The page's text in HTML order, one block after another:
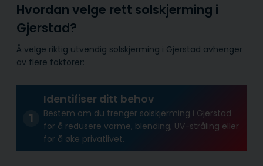
Hvordan velge rett solskjerming i
Gjerstad?
Å velge riktig utvendig solskjerming i Gjerstad avhenger
av flere faktorer:
Identifiser ditt behov
Bestem om du trenger solskjerming i Gjerstad
for å redusere varme, blending, UV-stråling eller
for å øke privatlivet.